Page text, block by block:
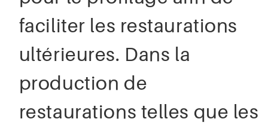
faciliter les restaurations
ultérieures. Dans la
production de
restaurations telles que les